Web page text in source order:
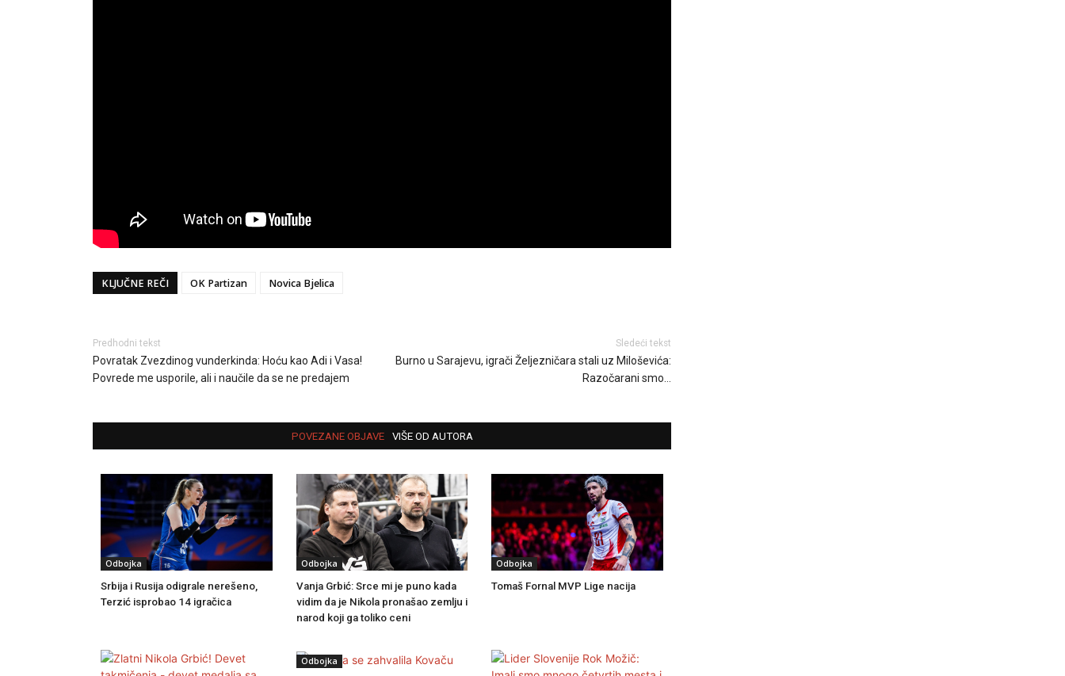
KLJUČNE REČI OK Partizan Novica Bjelica
Predhodni tekst
Povratak Zvezdinog vunderkinda: Hoću kao Adi i Vasa!
Povrede me usporile, ali i naučile da se ne predajem
Sledeći tekst
Burno u Sarajevu, igrači Željezničara stali uz Miloševića:
Razočarani smo…
POVEZANE OBJAVE VIŠE OD AUTORA
Odbojka
Srbija i Rusija odigrale nerešeno,
Terzić isprobao 14 igračica
Odbojka
Vanja Grbić: Srce mi je puno kada
vidim da je Nikola pronašao zemlju i
narod koji ga toliko ceni
Odbojka
Tomaš Fornal MVP Lige nacija
Odbojka